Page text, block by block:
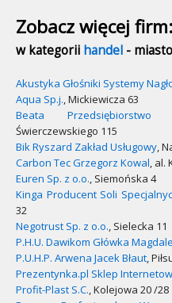
Zobacz więcej firm:
w kategorii handel - miasto
Akustyka Głośniki Systemy
Aqua Sp.j., Mickiewicza 63
Beata Przedsiębiorstwo
Świerczewskiego 115
Bik Ryszard Zakład Usługowy,
Carbon Tec Grzegorz Kowal, al.
Euren Sp. z o.o., Siemońska 4
Kinga Producent Soli
32
Negotrust Sp. z o.o., Sielecka 11
P.H.U. Dawikom Główka
P.U.H.P. Arwena Jacek Błaut,
Prezentynka.pl Sklep
Profit-Plast S.C., Kolejowa 20 /28